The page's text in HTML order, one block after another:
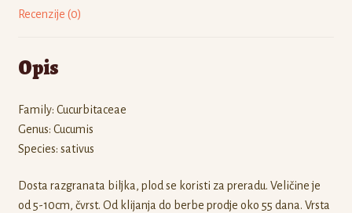
Recenzije (0)
Opis
Family: Cucurbitaceae
Genus: Cucumis
Species: sativus
Dosta razgranata biljka, plod se koristi za preradu. Veličine je
od 5-10cm, čvrst. Od klijanja do berbe prodje oko 55 dana. Vrsta